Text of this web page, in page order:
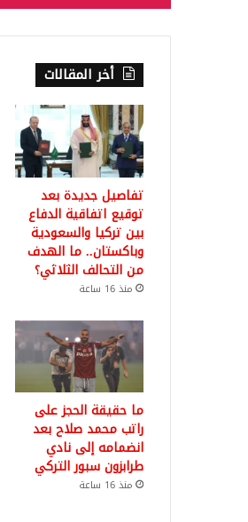
أخر المقالات
تفاصيل جديدة بعد
توقيع اتفاقية الدفاع
بين تركيا والسعودية
وباكستان.. ما الهدف
من التحالف الثلاثي؟
منذ 16 ساعة
ما حقيقة الحجز على
راتب محمد صلاح بعد
انضمامه إلى نادي
طرابزون سبور التركي
منذ 16 ساعة